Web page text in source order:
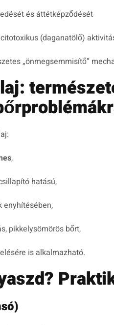
és áttétképződését
(daganatölő)
„önmegsemmisítő”
,
hatású,
enyhítésében,
pikkelysömörös bőrt,
is alkalmazható.